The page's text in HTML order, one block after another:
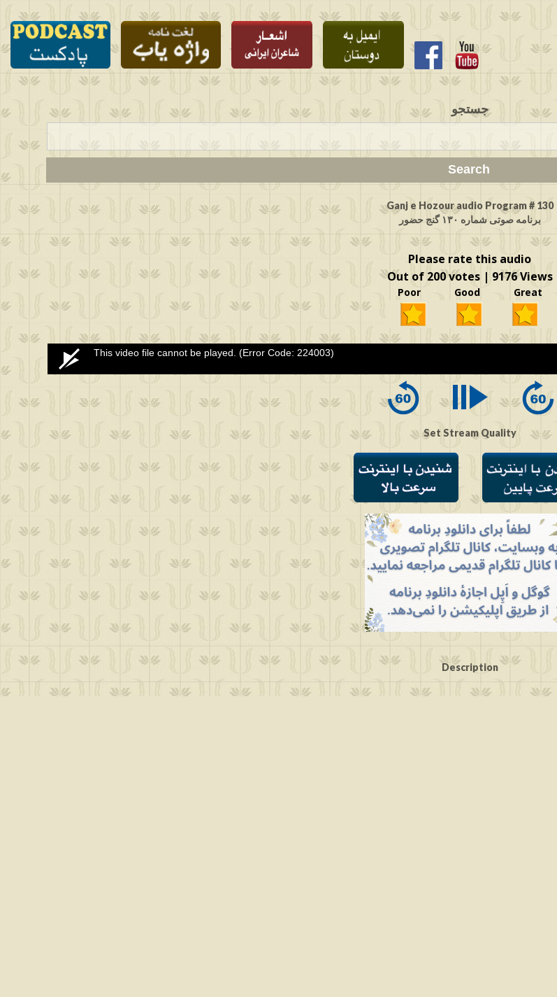
جستجو
Ganj e Hozour audio Program # 130
برنامه صوتی شماره ۱۳۰ گنج حضور
Please rate this audio
Out of 200 votes | 9176 Views
Poor Good Great
seconds
This video file cannot be played. (Error Code: 224003)
Set Stream Quality
Description